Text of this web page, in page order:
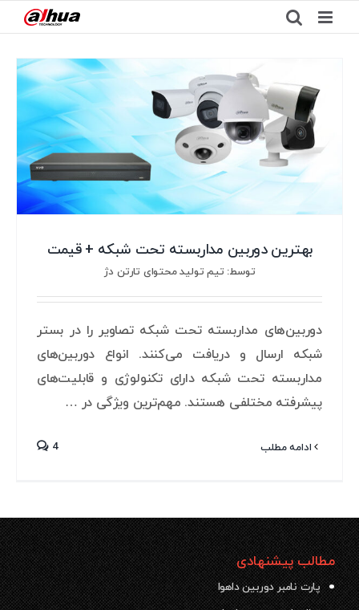
to
بهترین دوربین مداربسته تحت شبکه + قیمت
توسط: تیم تولید محتوای تارتن دژ
دوربین‌های مداربسته تحت شبکه تصاویر را در بستر
شبکه ارسال و دریافت می‌کنند. انواع دوربین‌های
مداربسته تحت شبکه دارای تکنولوژی و قابلیت‌های
پیشرفته مختلفی هستند. مهم‌ترین ویژگی در …
ادامه مطلب 4
مطالب پیشنهادی
پارت نامبر دوربین داهوا